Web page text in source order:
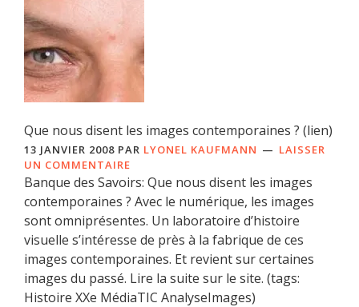
Que nous disent les images contemporaines ? (lien)
13 JANVIER 2008 PAR LYONEL KAUFMANN
LAISSER
UN COMMENTAIRE
Banque des Savoirs: Que nous disent les images
contemporaines ? Avec le numérique, les images
sont omniprésentes. Un laboratoire d’histoire
visuelle s’intéresse de près à la fabrique de ces
images contemporaines. Et revient sur certaines
images du passé. Lire la suite sur le site. (tags:
Histoire XXe MédiaTIC AnalyseImages)